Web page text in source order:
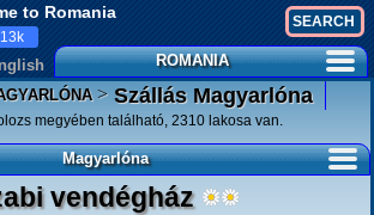
to Romania
13k
ROMANIA
>Szállás Magyarlóna
megyében található, 2310 lakosa van.
Magyarlóna
vendégház